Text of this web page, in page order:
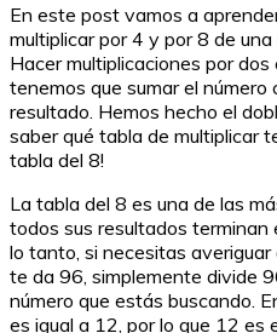
En este post vamos a
multiplicar por 4 y por 8 de
Hacer multiplicaciones por
tenemos que sumar el
resultado. Hemos hecho el
saber qué tabla de multiplicar
tabla del 8!
La tabla del 8 es una de las
todos sus resultados terminan
lo tanto, si necesitas
te da 96, simplemente divide
número que estás buscando.
es igual a 12, por lo que 12 es